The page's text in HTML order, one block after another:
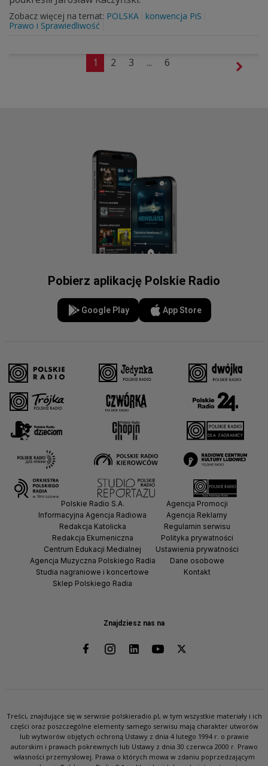
Zobacz więcej na temat: POLSKA
konwencja PiS
Prawo i Sprawiedliwość
1 2 3 ... 6
Pobierz aplikację Polskie Radio
Google Play App Store
Znajdziesz nas na
Polskie Radio S.A.
Informacyjna Agencja Radiowa
Redakcja Katolicka
Redakcja Ekumeniczna
Centrum Edukacji Medialnej
Agencja Muzyczna Polskiego Radia
Studia nagraniowe i koncertowe
Sklep Polskiego Radia
Agencja Promocji
Agencja Reklamy
Regulamin serwisu
Polityka prywatności
Ustawienia prywatności
Dane osobowe
Kontakt
Treści, znajdujące się w serwisie polskieradio.pl, w tym wszystkie materiały i ich
części oraz poszczególne elementy samego serwisu mają charakter utworów
lub wytworów objętych ochroną Ustawy z dnia 4 lutego 1994 r. o prawie
autorskim i prawach pokrewnych lub Ustawy z dnia 30 czerwca 2000 r. Prawo
własności przemysłowej. Prawa o których mowa w zdaniu poprzedzającym